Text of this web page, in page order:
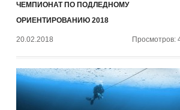
ЧЕМПИОНАТ ПО ПОДЛЕДНОМУ
ОРИЕНТИРОВАНИЮ 2018
20.02.2018 Просмотров: